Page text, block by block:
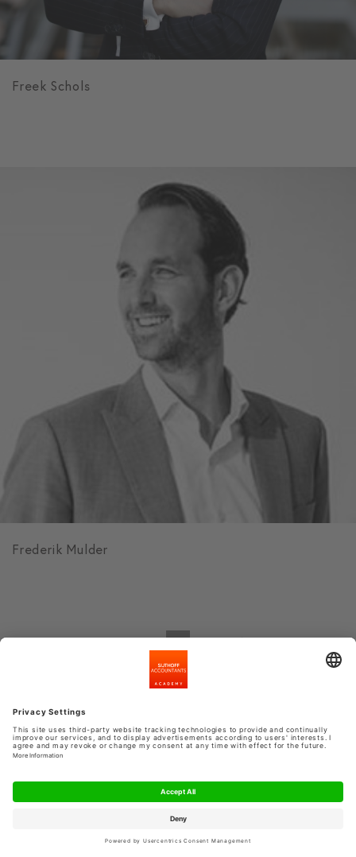
Freek Schols
Frederik Mulder
< 1 2 3 4 5 6 7 >
Voor iedere accountant is er een passende cursus en
gespecialiseerde docent. De docenten van Sijthoff
Accountants Academy worden zorgvuldig